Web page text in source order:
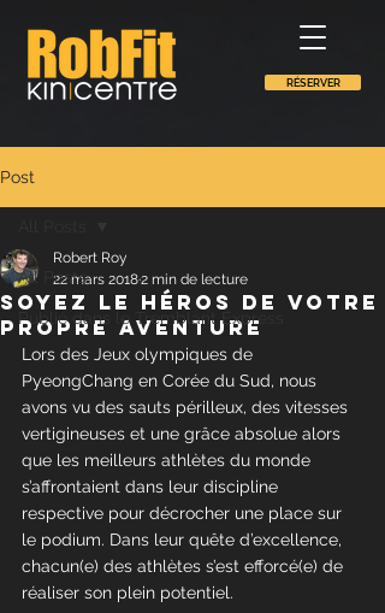
RÉSERVER
Post
All Posts
Publié dans le Tremblant Express
Soyez le héros de votre
propre aventure
Robert Roy
22 mars 20182 min de lecture
Lors des Jeux olympiques de
PyeongChang en Corée du Sud, nous
avons vu des sauts périlleux, des vitesses
vertigineuses et une grâce absolue alors
que les meilleurs athlètes du monde
s’affrontaient dans leur discipline
respective pour décrocher une place sur
le podium. Dans leur quête d’excellence,
chacun(e) des athlètes s’est efforcé(e) de
réaliser son plein potentiel.